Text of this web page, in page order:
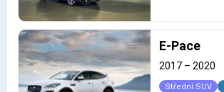
E-Pace
2017 – 2020
Střední SUV